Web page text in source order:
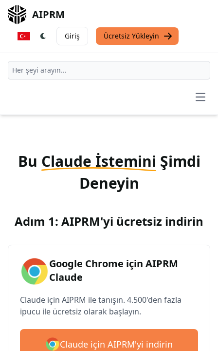
AIPRM
Giriş Ücretsiz Yükleyin
Bu Claude İstemini Şimdi
Deneyin
Adım 1: AIPRM'yi ücretsiz indirin
Google Chrome için AIPRM
Claude
Claude için AIPRM ile tanışın. 4.500'den fazla
ipucu ile ücretsiz olarak başlayın.
Claude için AIPRM'yi indirin